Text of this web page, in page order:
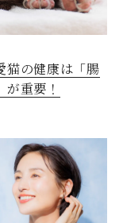
猫の健康は「腸
が重要！